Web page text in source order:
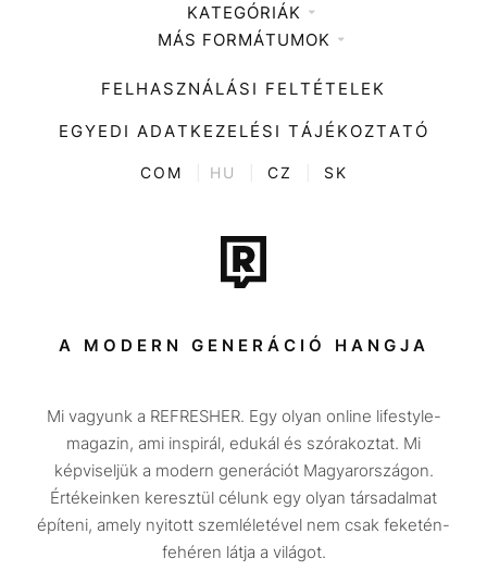
Médiaajánlat
KATEGÓRIÁK
Zene
Divat
Kultúra
ENTR
Tech-Tudomány
Sport
Társadalom
Utazás
Életmód
Design
Beszélgetések
MÁS FORMÁTUMOK
FELHASZNÁLÁSI FELTÉTELEK
EGYEDI ADATKEZELÉSI TÁJÉKOZTATÓ
COM HU CZ SK
A MODERN GENERÁCIÓ HANGJA
Mi vagyunk a REFRESHER. Egy olyan online lifestyle-
magazin, ami inspirál, edukál és szórakoztat. Mi
képviseljük a modern generációt Magyarországon.
Értékeinken keresztül célunk egy olyan társadalmat
építeni, amely nyitott szemléletével nem csak feketén-
fehéren látja a világot.